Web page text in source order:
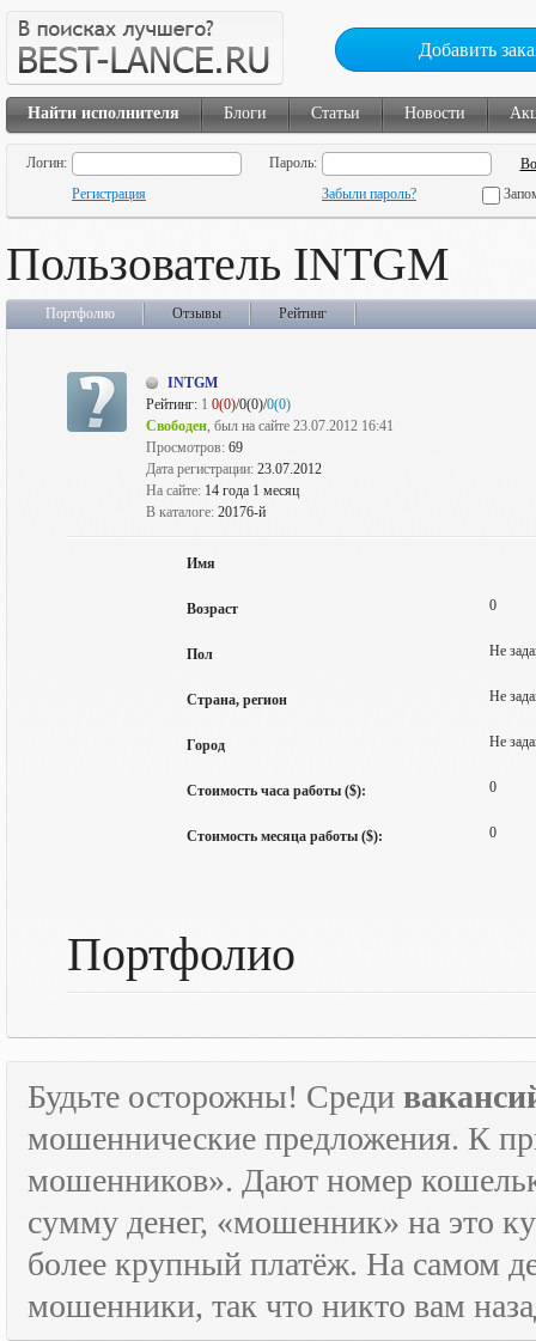
Добавить
Найти исполнителя Блоги Статьи Новости
Логин:
Пароль:
Регистрация
Забыли пароль?
Пользователь INTGM
Портфолио Отзывы Рейтинг
INTGM
Рейтинг: 1 0(0)/0(0)/0(0)
Свободен, был на сайте 23.07.2012 16:41
Просмотров: 69
Дата регистрации: 23.07.2012
На сайте: 14 года 1 месяц
В каталоге: 20176-й
Имя
Возраст 0
Пол Не
Страна, регион Не
Город Не
Стоимость часа работы ($): 0
Стоимость месяца работы ($): 0
Портфолио
Будьте осторожны! Среди
мошеннические предложения. К
мошенников». Дают номер
сумму денег, «мошенник» на это
более крупный платёж. На самом
мошенники, так что никто вам